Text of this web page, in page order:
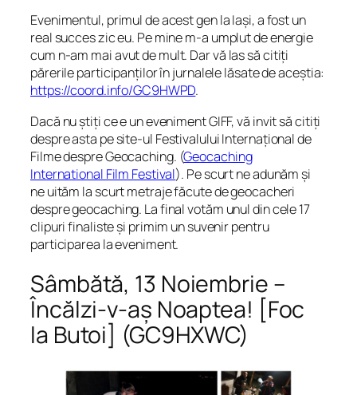
Evenimentul, primul de acest gen la Iași, a fost un
real succes zic eu. Pe mine m-a umplut de energie
cum n-am mai avut de mult. Dar vă las să citiți
părerile participanților în jurnalele lăsate de aceștia:
https://coord.info/GC9HWPD.
Dacă nu știți ce e un eveniment GIFF, vă invit să citiți
despre asta pe site-ul Festivalului Internațional de
Filme despre Geocaching. (Geocaching
International Film Festival). Pe scurt ne adunăm și
ne uităm la scurt metraje făcute de geocacheri
despre geocaching. La final votăm unul din cele 17
clipuri finaliste și primim un suvenir pentru
participarea la eveniment.
Sâmbătă, 13 Noiembrie –
Încălzi-v-aș Noaptea! [Foc
la Butoi] (GC9HXWC)